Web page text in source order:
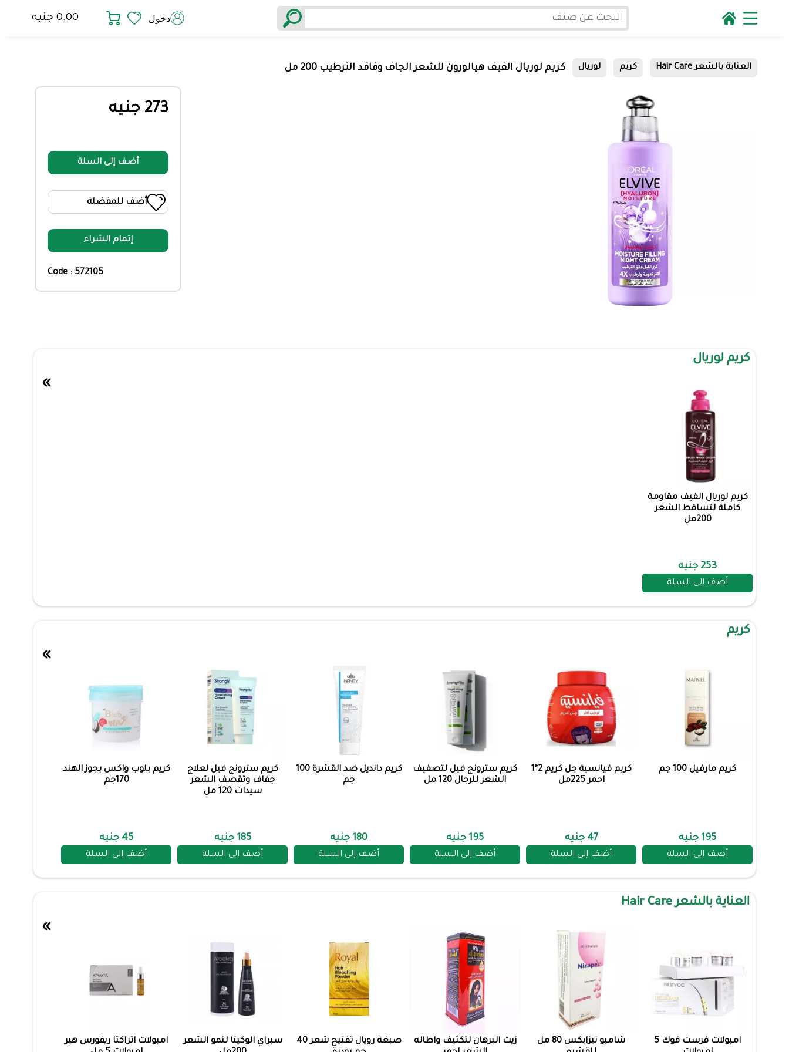
دخول 0.00 جنيه
العناية بالشعر Hair Care كريم لوريال كريم لوريال الفيف هيالورون للشعر الجاف وفاقد الترطيب 200 مل
273 جنيه
أضف إلى السلة
أضف للمفضلة
إتمام الشراء
Code : 572105
كريم لوريال
كريم لوريال الفيف مقاومة
كاملة لتساقط الشعر
200مل
253 جنيه
أضف إلى السلة
»
كريم
كريم مارفيل 100 جم
195 جنيه
أضف إلى السلة
كريم فيانسية جل كريم 2*1
احمر 225مل
47 جنيه
أضف إلى السلة
كريم سترونج فيل لتصفيف
الشعر للرجال 120 مل
195 جنيه
أضف إلى السلة
كريم دانديل ضد القشرة 100
جم
180 جنيه
أضف إلى السلة
كريم سترونج فيل لعلاج
جفاف وتقصف الشعر
سيدات 120 مل
185 جنيه
أضف إلى السلة
كريم بلوب واكس بجوز الهند
170جم
45 جنيه
أضف إلى السلة
»
العناية بالشعر Hair Care
امبولات فرست فوك 5
شامبو نيزابكس 80 مل
زيت البرهان لتكثيف واطاله
صبغة رويال تفتيح شعر 40
سبراي الوكيتا لنمو الشعر
امبولات اتراكتا ريفورس هير
»